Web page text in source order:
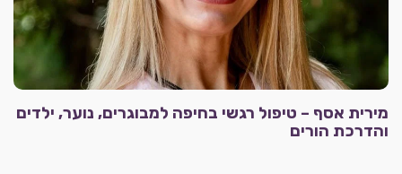
מירית אסף – טיפול רגשי בחיפה למבוגרים, נוער, ילדים
והדרכת הורים